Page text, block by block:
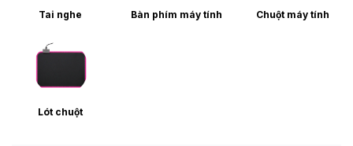
Tai nghe Bàn phím máy tính Chuột máy tính
Lót chuột